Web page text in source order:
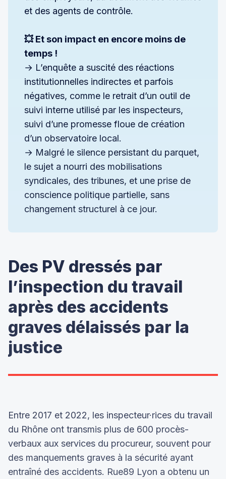
et des agents de contrôle.
💥 Et son impact en encore moins de
temps !
→ L’enquête a suscité des réactions
institutionnelles indirectes et parfois
négatives, comme le retrait d’un outil de
suivi interne utilisé par les inspecteurs,
suivi d’une promesse floue de création
d’un observatoire local.
→ Malgré le silence persistant du parquet,
le sujet a nourri des mobilisations
syndicales, des tribunes, et une prise de
conscience politique partielle, sans
changement structurel à ce jour.
Des PV dressés par
l’inspection du travail
après des accidents
graves délaissés par la
justice
Entre 2017 et 2022, les inspecteur·rices du travail
du Rhône ont transmis plus de 600 procès-
verbaux aux services du procureur, souvent pour
des manquements graves à la sécurité ayant
entraîné des accidents. Rue89 Lyon a obtenu un